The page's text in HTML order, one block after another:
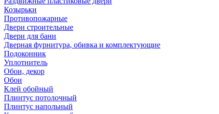
Козырьки
Противопожарные
Двери строительные
Двери для бани
Дверная фурнитура, обивка и комплектующие
Подоконник
Уплотнитель
Обои, декор
Обои
Клей обойный
Плинтус потолочный
Плинтус напольный